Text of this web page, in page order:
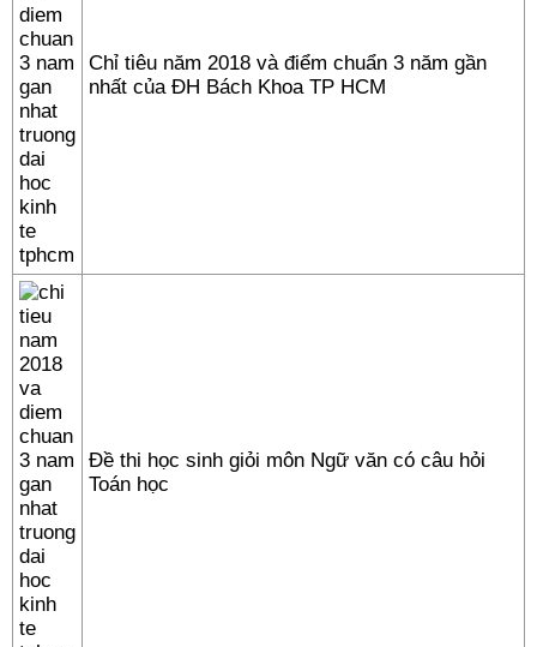
Chỉ tiêu năm 2018 và điểm chuẩn 3 năm gần
nhất của ĐH Bách Khoa TP HCM
Đề thi học sinh giỏi môn Ngữ văn có câu hỏi
Toán học